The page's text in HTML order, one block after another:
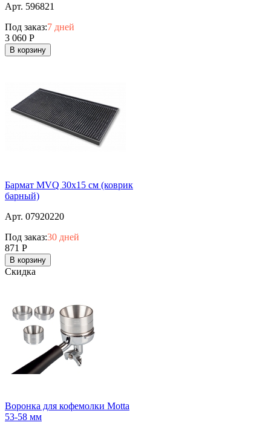
Арт. 596821
Под заказ:7 дней
3 060 Р
В корзину
Бармат MVQ 30х15 см (коврик
барный)
Арт. 07920220
Под заказ:30 дней
871 Р
В корзину
Скидка
Воронка для кофемолки Motta
53-58 мм